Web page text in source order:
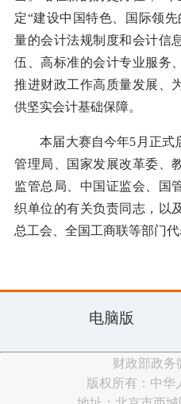
定“建设中国特色、国际领
量的会计法规制度和会计信
伍、高标准的会计专业服务
推进财政工作高质量发展、
供坚实会计基础保障。
本届大赛自今年5月正式
管理局、国家发展改革委、
监管总局、中国证监会、国
织单位的有关负责同志，以
总工会、全国工商联等部门代
电脑版
财政部政务
版权所有：中华